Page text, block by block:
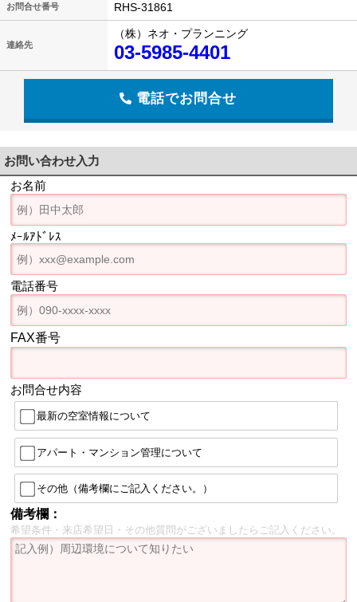
お問合せ番号 RHS-31861
連絡先
（株）ネオ・プランニング
03-5985-4401
電話でお問合せ
お問い合わせ入力
お名前
ﾒｰﾙｱﾄﾞﾚｽ
電話番号
FAX番号
お問合せ内容
最新の空室情報について
アパート・マンション管理について
その他（備考欄にご記入ください。）
備考欄：
希望条件・来店希望日・その他質問がございましたらご記入ください。